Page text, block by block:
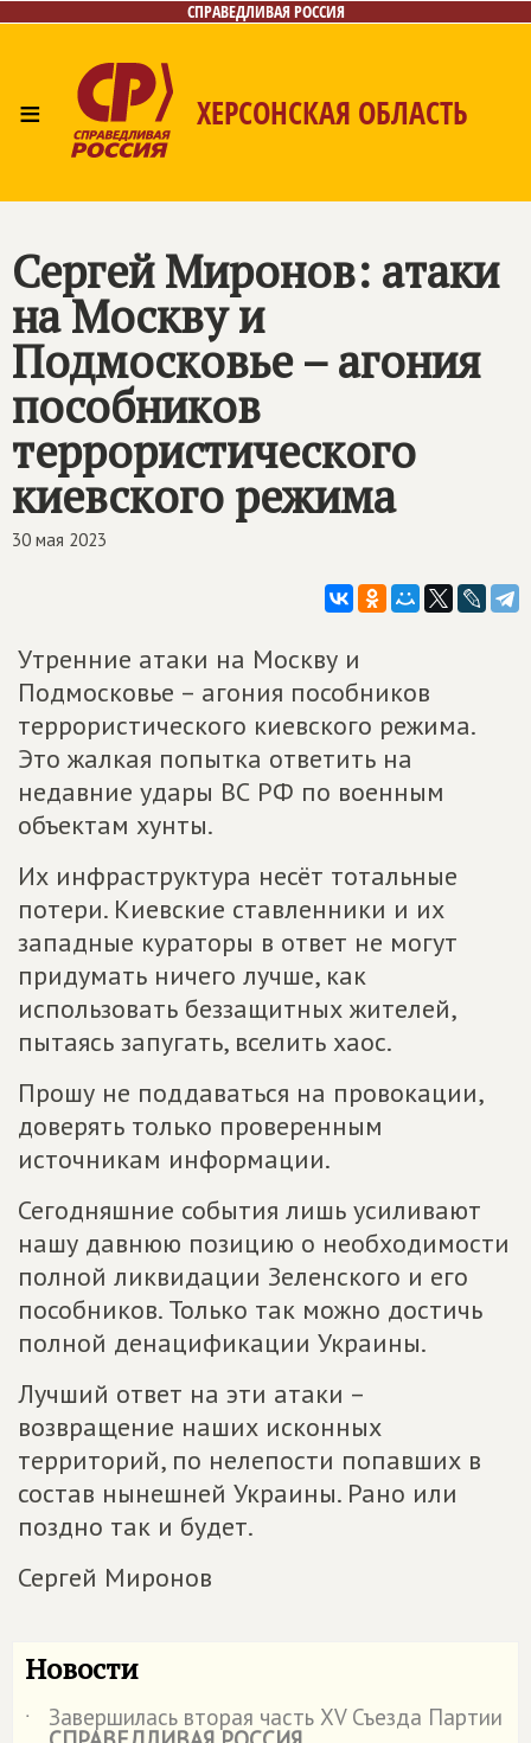
СПРАВЕДЛИВАЯ РОССИЯ
≡ ХЕРСОНСКАЯ ОБЛАСТЬ
Сергей Миронов: атаки
на Москву и
Подмосковье – агония
пособников
террористического
киевского режима
30 мая 2023
Утренние атаки на Москву и
Подмосковье – агония пособников
террористического киевского режима.
Это жалкая попытка ответить на
недавние удары ВС РФ по военным
объектам хунты.
Их инфраструктура несёт тотальные
потери. Киевские ставленники и их
западные кураторы в ответ не могут
придумать ничего лучше, как
использовать беззащитных жителей,
пытаясь запугать, вселить хаос.
Прошу не поддаваться на провокации,
доверять только проверенным
источникам информации.
Сегодняшние события лишь усиливают
нашу давнюю позицию о необходимости
полной ликвидации Зеленского и его
пособников. Только так можно достичь
полной денацификации Украины.
Лучший ответ на эти атаки –
возвращение наших исконных
территорий, по нелепости попавших в
состав нынешней Украины. Рано или
поздно так и будет.
Сергей Миронов
Новости
˙ Завершилась вторая часть XV Съезда Партии